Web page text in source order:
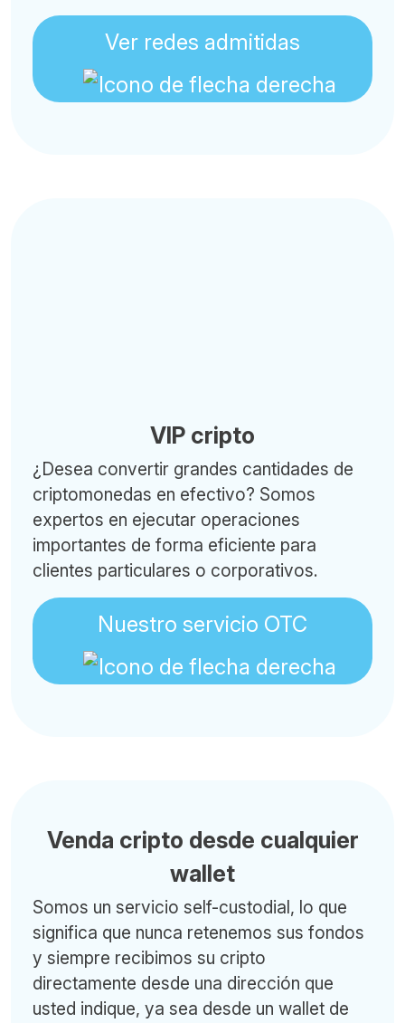
Ver redes admitidas
VIP cripto
¿Desea convertir grandes cantidades de
criptomonedas en efectivo? Somos
expertos en ejecutar operaciones
importantes de forma eficiente para
clientes particulares o corporativos.
Nuestro servicio OTC
Venda cripto desde cualquier
wallet
Somos un servicio self-custodial, lo que
significa que nunca retenemos sus fondos
y siempre recibimos su cripto
directamente desde una dirección que
usted indique, ya sea desde un wallet de